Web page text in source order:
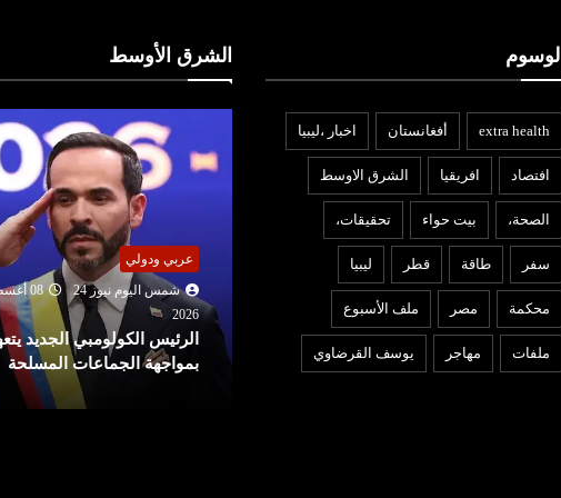
الوسوم
extra health أفغانستان اخبار ،ليبيا
افتصاد افريقيا الشرق الاوسط
الصحة، بيت حواء تحقيقات،
سفر طاقة قطر ليبيا
محكمة مصر ملف الأسبوع
ملفات مهاجر يوسف القرضاوي
الشرق الأوسط
عربي ودولي
شمس اليوم نيوز 24
08 أغسطس
الرئيس الكولومبي الجديد يتعهد
بمواجهة الجماعات المسلحة
عربي ودولي
شمس اليوم نيوز 24
08
2026
بسبب “شريحة هاتف”..
على طالب مصري ب 25 عامًا